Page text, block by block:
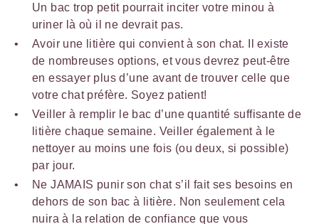
Un bac trop petit pourrait inciter votre minou à
uriner là où il ne devrait pas.
Avoir une litière qui convient à son chat. Il existe
de nombreuses options, et vous devrez peut-être
en essayer plus d’une avant de trouver celle que
votre chat préfère. Soyez patient!
Veiller à remplir le bac d’une quantité suffisante de
litière chaque semaine. Veiller également à le
nettoyer au moins une fois (ou deux, si possible)
par jour.
Ne JAMAIS punir son chat s’il fait ses besoins en
dehors de son bac à litière. Non seulement cela
nuira à la relation de confiance que vous